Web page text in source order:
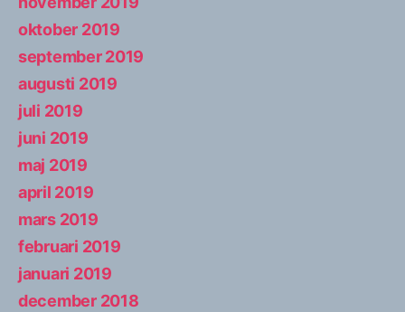
oktober 2019
september 2019
augusti 2019
juli 2019
juni 2019
maj 2019
april 2019
mars 2019
februari 2019
januari 2019
december 2018